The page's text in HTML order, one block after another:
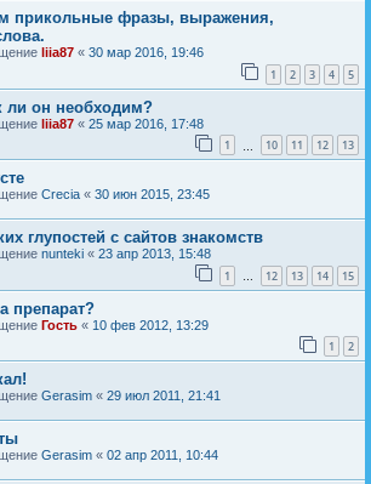
прикольные фразы, выражения,
liia87 « 30 мар 2016, 19:46
1 2 3 4 5
ли он необходим?
liia87 « 25 мар 2016, 17:48
1 10 11 12 13
Crecia « 30 июн 2015, 23:45
глупостей с сайтов знакомств
nunteki « 23 апр 2013, 15:48
1 … 12 13 14 15
препарат?
Гость « 10 фев 2012, 13:29
1 2
Gerasim « 29 июл 2011, 21:41
Gerasim « 02 апр 2011, 10:44